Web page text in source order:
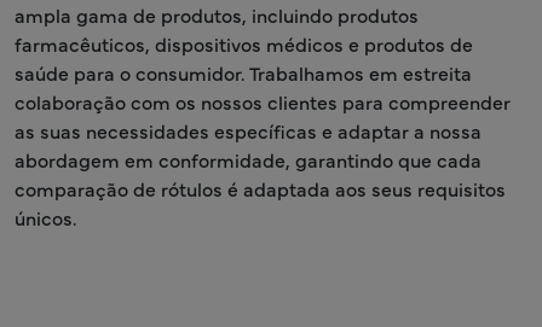
ampla gama de produtos, incluindo produtos
farmacêuticos, dispositivos médicos e produtos de
saúde para o consumidor. Trabalhamos em estreita
colaboração com os nossos clientes para compreender
as suas necessidades específicas e adaptar a nossa
abordagem em conformidade, garantindo que cada
comparação de rótulos é adaptada aos seus requisitos
únicos.